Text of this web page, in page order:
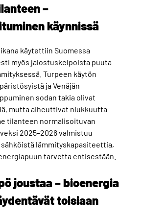
–
käynnissä
käytettiin Suomessa
myös jalostuskelpoista puuta
Turpeen käytön
ja Venäjän
sodan takia olivat
mutta aiheuttivat niukkuutta
tilanteen normalisoituvan
2025–2026 valmistuu
lämmityskapasiteettia,
tarvetta entisestään.
joustaa – bioenergia
toisiaan